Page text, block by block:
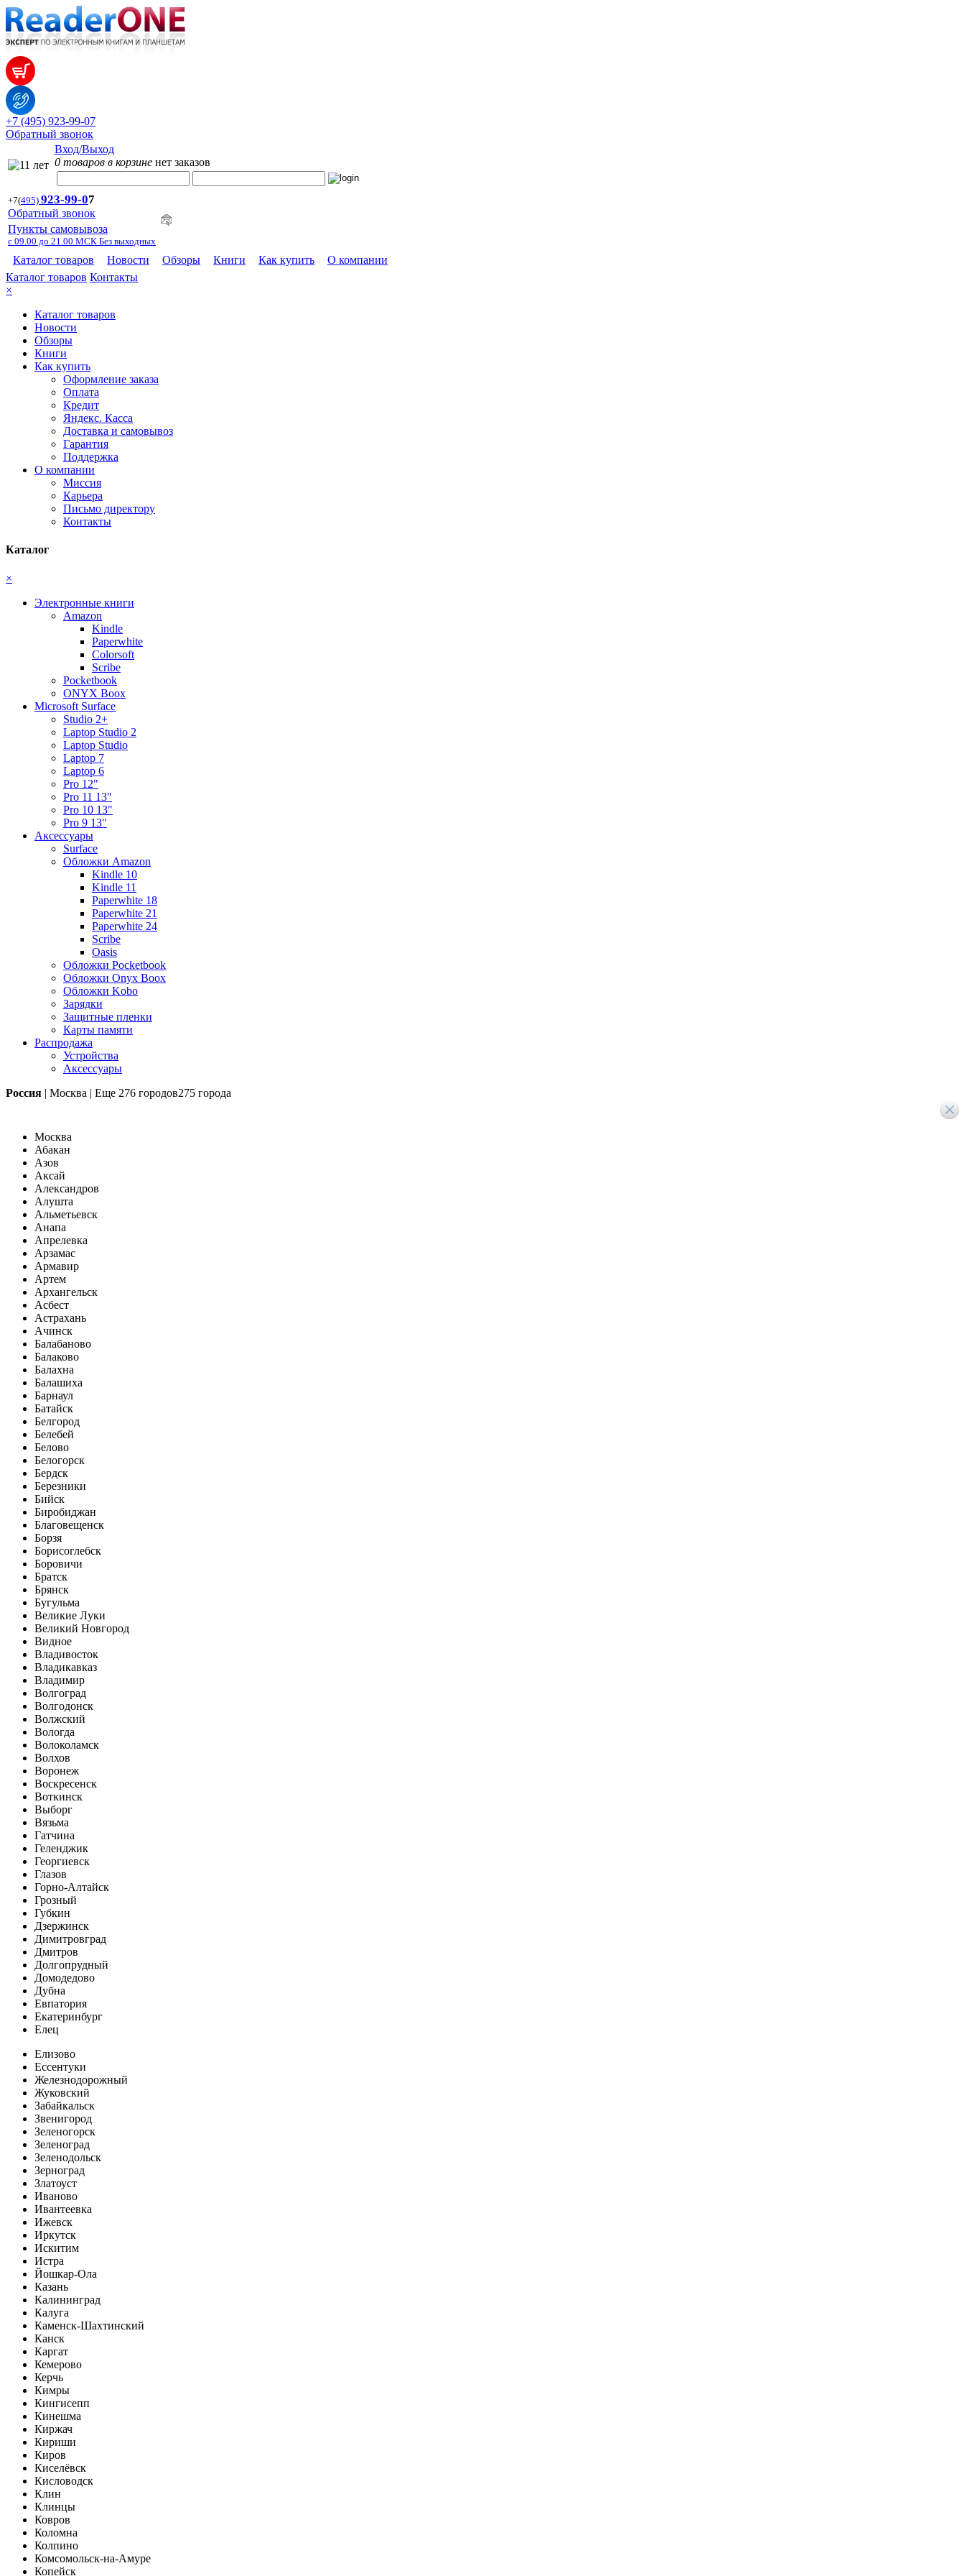
+7 (495) 923-99-07
Обратный звонок
Вход/Выход
0 товаров в корзине нет заказов
+7(495) 923-99-07
Обратный звонок
Пункты самовывоза
с 09.00 до 21.00 МСК Без выходных
Каталог товаров Новости Обзоры Книги Как купить
О компании
Каталог товаров Контакты
×
Каталог товаров
Новости
Обзоры
Книги
Как купить
Оформление заказа
Оплата
Кредит
Яндекс. Касса
Доставка и самовывоз
Гарантия
Поддержка
О компании
Миссия
Карьера
Письмо директору
Контакты
Каталог
×
Электронные книги
Amazon
Kindle
Paperwhite
Colorsoft
Scribe
Pocketbook
ONYX Boox
Microsoft Surface
Studio 2+
Laptop Studio 2
Laptop Studio
Laptop 7
Laptop 6
Pro 12"
Pro 11 13"
Pro 10 13"
Pro 9 13"
Аксессуары
Surface
Обложки Amazon
Kindle 10
Kindle 11
Paperwhite 18
Paperwhite 21
Paperwhite 24
Scribe
Oasis
Обложки Pocketbook
Обложки Onyx Boox
Обложки Kobo
Зарядки
Защитные пленки
Карты памяти
Распродажа
Устройства
Аксессуары
Россия | Москва | Еще 276 городов275 города
Москва
Абакан
Азов
Аксай
Александров
Алушта
Альметьевск
Анапа
Апрелевка
Арзамас
Армавир
Артем
Архангельск
Асбест
Астрахань
Ачинск
Балабаново
Балаково
Балахна
Балашиха
Барнаул
Батайск
Белгород
Белебей
Белово
Белогорск
Бердск
Березники
Бийск
Биробиджан
Благовещенск
Борзя
Борисоглебск
Боровичи
Братск
Брянск
Бугульма
Великие Луки
Великий Новгород
Видное
Владивосток
Владикавказ
Владимир
Волгоград
Волгодонск
Волжский
Вологда
Волоколамск
Волхов
Воронеж
Воскресенск
Воткинск
Выборг
Вязьма
Гатчина
Геленджик
Георгиевск
Глазов
Горно-Алтайск
Грозный
Губкин
Дзержинск
Димитровград
Дмитров
Долгопрудный
Домодедово
Дубна
Евпатория
Екатеринбург
Елец
Елизово
Ессентуки
Железнодорожный
Жуковский
Забайкальск
Звенигород
Зеленогорск
Зеленоград
Зеленодольск
Зерноград
Златоуст
Иваново
Ивантеевка
Ижевск
Иркутск
Искитим
Истра
Йошкар-Ола
Казань
Калининград
Калуга
Каменск-Шахтинский
Канск
Каргат
Кемерово
Керчь
Кимры
Кингисепп
Кинешма
Киржач
Кириши
Киров
Киселёвск
Кисловодск
Клин
Клинцы
Ковров
Коломна
Колпино
Комсомольск-на-Амуре
Копейск